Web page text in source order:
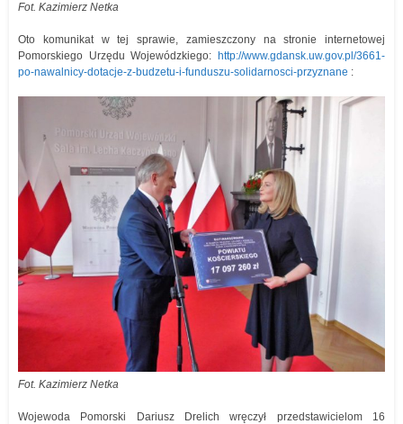
Fot. Kazimierz Netka
Oto komunikat w tej sprawie, zamieszczony na stronie internetowej
Pomorskiego Urzędu Wojewódzkiego:
http://www.gdansk.uw.gov.pl/3661-
po-nawalnicy-dotacje-z-budzetu-i-funduszu-solidarnosci-przyznane :
Fot. Kazimierz Netka
Wojewoda Pomorski Dariusz Drelich wręczył przedstawicielom 16